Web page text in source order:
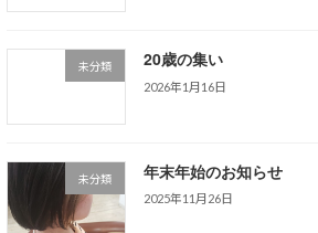
未分類 20歳の集い
2026年1月16日
未分類 年末年始のお知らせ
2025年11月26日